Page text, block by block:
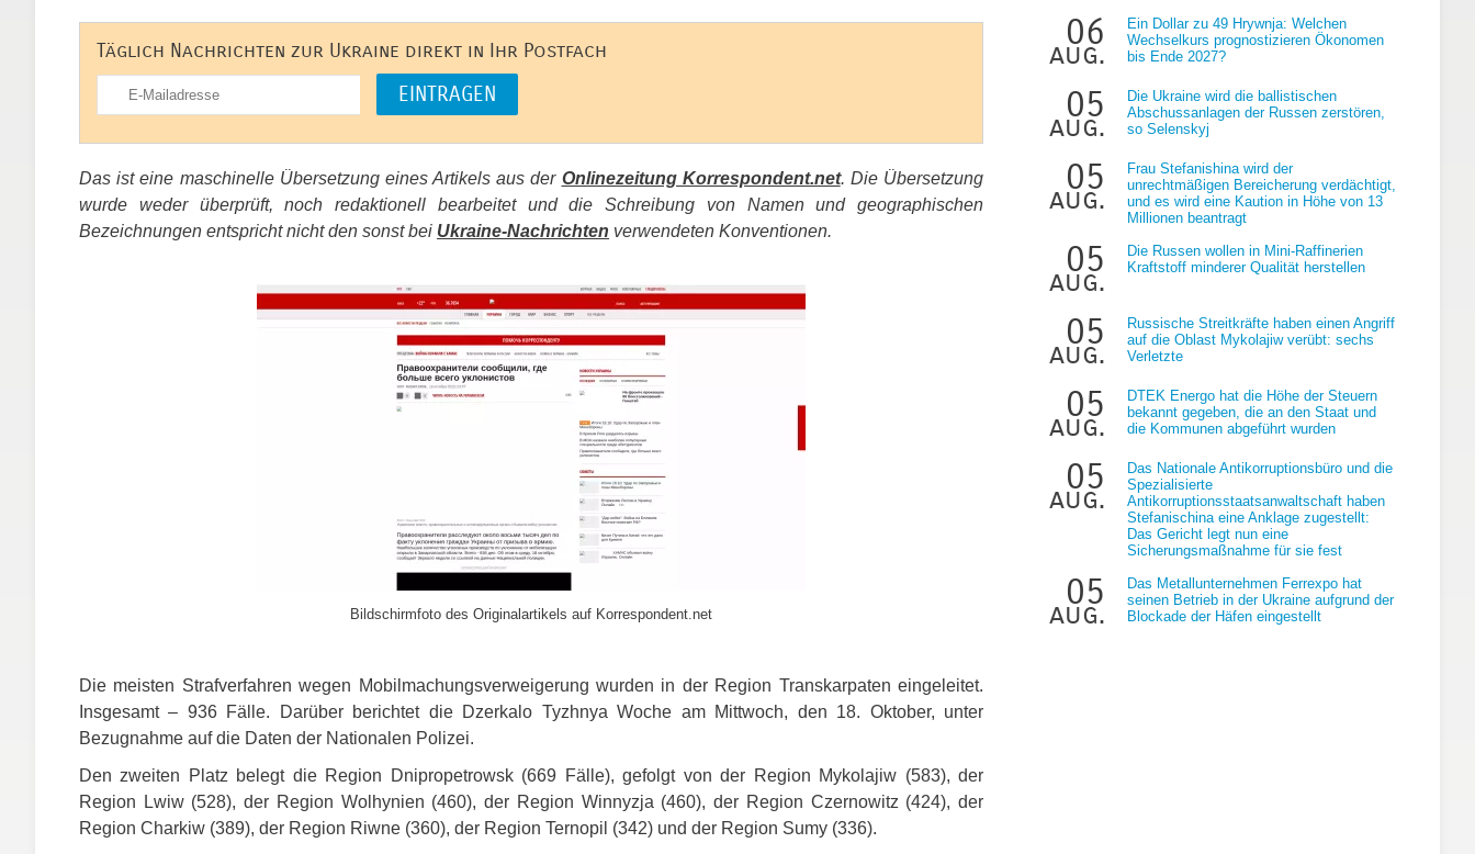
Täglich Nachrichten zur Ukraine direkt in Ihr Postfach
Das ist eine maschinelle Übersetzung eines Artikels aus der Onlinezeitung Korrespondent.net. Die Übersetzung
wurde weder überprüft, noch redaktionell bearbeitet und die Schreibung von Namen und geographischen
Bezeichnungen entspricht nicht den sonst bei Ukraine-Nachrichten verwendeten Konventionen.
Bildschirmfoto des Originalartikels auf Korrespondent.net
Die meisten Strafverfahren wegen Mobilmachungsverweigerung wurden in der Region Transkarpaten eingeleitet.
Insgesamt – 936 Fälle. Darüber berichtet die Dzerkalo Tyzhnya Woche am Mittwoch, den 18. Oktober, unter
Bezugnahme auf die Daten der Nationalen Polizei.
Den zweiten Platz belegt die Region Dnipropetrowsk (669 Fälle), gefolgt von der Region Mykolajiw (583), der
Region Lwiw (528), der Region Wolhynien (460), der Region Winnyzja (460), der Region Czernowitz (424), der
Region Charkiw (389), der Region Riwne (360), der Region Ternopil (342) und der Region Sumy (336).
06
aug.
Ein Dollar zu 49 Hrywnja: Welchen
Wechselkurs prognostizieren Ökonomen
bis Ende 2027?
05
aug.
Die Ukraine wird die ballistischen
Abschussanlagen der Russen zerstören,
so Selenskyj
05
aug.
Frau Stefanishina wird der
unrechtmäßigen Bereicherung verdächtigt,
und es wird eine Kaution in Höhe von 13
Millionen beantragt
05
aug.
Die Russen wollen in Mini-Raffinerien
Kraftstoff minderer Qualität herstellen
05
aug.
Russische Streitkräfte haben einen Angriff
auf die Oblast Mykolajiw verübt: sechs
Verletzte
05
aug.
DTEK Energo hat die Höhe der Steuern
bekannt gegeben, die an den Staat und
die Kommunen abgeführt wurden
05
aug.
Das Nationale Antikorruptionsbüro und die
Spezialisierte
Antikorruptionsstaatsanwaltschaft haben
Stefanischina eine Anklage zugestellt:
Das Gericht legt nun eine
Sicherungsmaßnahme für sie fest
05
aug.
Das Metallunternehmen Ferrexpo hat
seinen Betrieb in der Ukraine aufgrund der
Blockade der Häfen eingestellt